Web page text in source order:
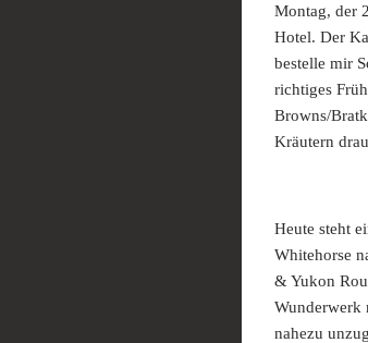
Montag, der
Hotel. Der
bestelle mir
richtiges
Browns/
Kräutern
Heute steht
Whitehorse
& Yukon
Wunderwerk
nahezu